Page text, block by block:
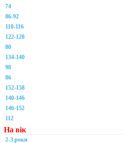
74
86-92
110-116
122-128
80
134-140
98
86
152-158
140-146
146-152
112
На вік
2-3 роки